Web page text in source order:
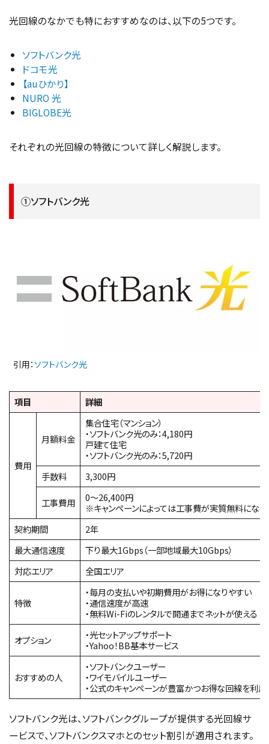
光回線のなかでも特におすすめなのは、以下の5つです。
ソフトバンク光
ドコモ光
【auひかり】
NURO 光
BIGLOBE光
それぞれの光回線の特徴について詳しく解説します。
①ソフトバンク光
引用： ソフトバンク光
項目 詳細
費用
月額料金
集合住宅（マンション）
・ソフトバンク光のみ：4,180円
戸建て住宅
・ソフトバンク光のみ：5,720円
手数料
3,300円
工事費用
0～26,400円
※キャンペーンによっては工事費が実質無料にな
契約期間
2年
最大通信速度
下り最大1Gbps（一部地域最大10Gbps）
対応エリア
全国エリア
特徴
・毎月の支払いや初期費用がお得になりやすい
・通信速度が高速
・無料Wi-Fiのレンタルで開通までネットが使える
オプション
・光セットアップサポート
・Yahoo！BB基本サービス
おすすめの人
・ソフトバンクユーザー
・ワイモバイルユーザー
・公式のキャンペーンが豊富かつお得な回線を利
ソフトバンク光は、ソフトバンクグループが提供する光回線サ
ービスで、ソフトバンクスマホとのセット割引が適用されます。